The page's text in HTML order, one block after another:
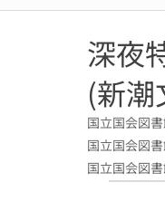
深夜
(新潮
国立国会図
国立国会図
国立国会図